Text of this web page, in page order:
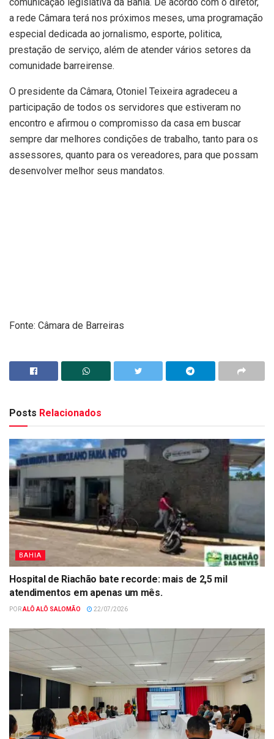
a rede Câmara terá nos próximos meses, uma programação
especial dedicada ao jornalismo, esporte, politica,
prestação de serviço, além de atender vários setores da
comunidade barreirense.
O presidente da Câmara, Otoniel Teixeira agradeceu a
participação de todos os servidores que estiveram no
encontro e afirmou o compromisso da casa em buscar
sempre dar melhores condições de trabalho, tanto para os
assessores, quanto para os vereadores, para que possam
desenvolver melhor seus mandatos.
Fonte: Câmara de Barreiras
Posts Relacionados
BAHIA
Hospital de Riachão bate recorde: mais de 2,5 mil
atendimentos em apenas um mês.
PORALÔ ALÔ SALOMÃO 22/07/2026